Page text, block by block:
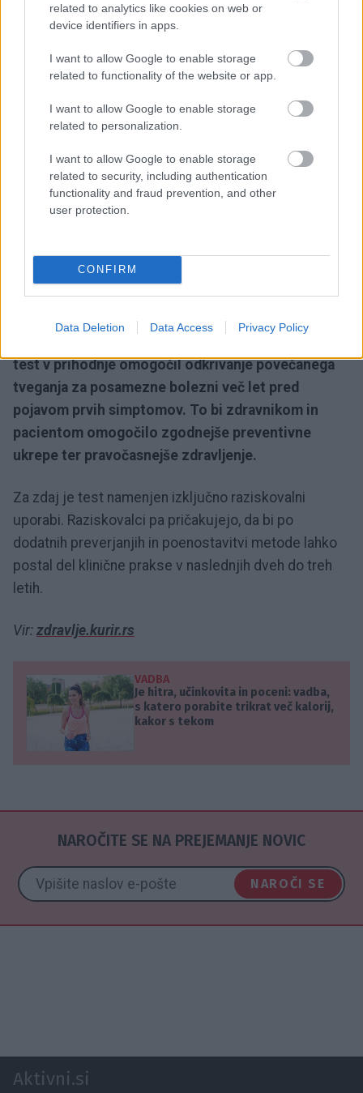
related to analytics like cookies on web or
device identifiers in apps.
I want to allow Google to enable storage
related to functionality of the website or app.
I want to allow Google to enable storage
related to personalization.
I want to allow Google to enable storage
related to security, including authentication
functionality and fraud prevention, and other
user protection.
CONFIRM
Data Deletion Data Access Privacy Policy
možgani povezan z občutno manjšim tveganjem za
razvoj bolezni in nižjo verjetnostjo smrti v naslednjih
približno petnajstih letih.
Podobne povezave so opazili tudi pri drugih
organih.Biološko starejše srce je bilo povezano z
srčnega ritma, medtem ko so biološko starejša pljuča
pogosteje napovedovala razvoj kronične
obstruktivne pljučne bolezni (KOPB).
Kaj bi takšen test lahko
pomenil za prihodnost?
test v prihodnje omogočil odkrivanje povečanega
tveganja za posamezne bolezni več let pred
pojavom prvih simptomov. To bi zdravnikom in
pacientom omogočilo zgodnejše preventivne
ukrepe ter pravočasnejše zdravljenje.
Za zdaj je test namenjen izključno raziskovalni
uporabi. Raziskovalci pa pričakujejo, da bi po
dodatnih preverjanjih in poenostavitvi metode lahko
postal del klinične prakse v naslednjih dveh do treh
letih.
Vir: zdravlje.kurir.rs
VADBA
Je hitra, učinkovita in poceni: vadba,
s katero porabite trikrat več kalorij,
kakor s tekom
NAROČITE SE NA PREJEMANJE NOVIC
NAROČI SE
Aktivni.si